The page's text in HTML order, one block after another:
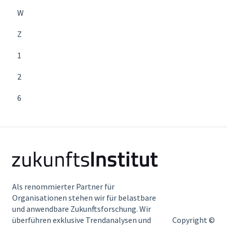
W
Z
1
2
6
Als renommierter Partner für
Organisationen stehen wir für belastbare
und anwendbare Zukunftsforschung. Wir
überführen exklusive Trendanalysen und
Copyright ©